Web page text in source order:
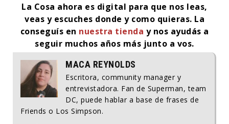
La Cosa ahora es digital para que nos leas,
veas y escuches donde y como quieras. La
conseguís en nuestra tienda y nos ayudás a
seguir muchos años más junto a vos.
MACA REYNOLDS
Escritora, community manager y
entrevistadora. Fan de Superman, team
DC, puede hablar a base de frases de
Friends o Los Simpson.